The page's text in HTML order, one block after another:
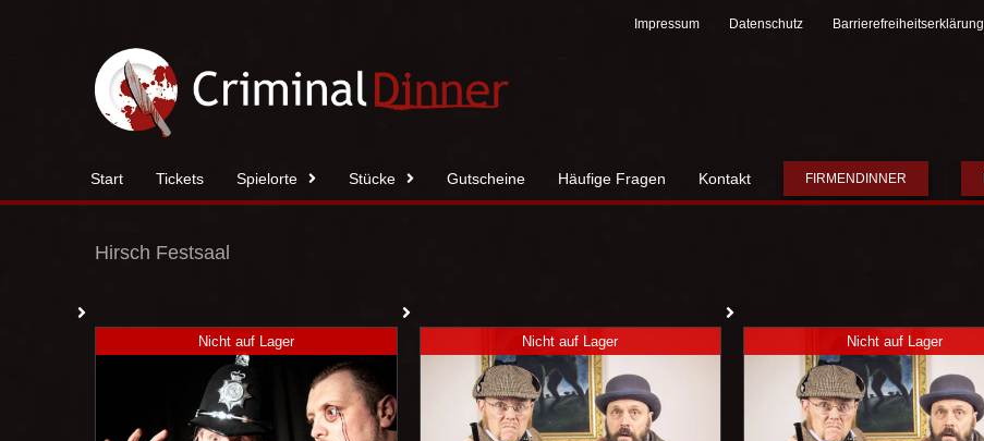
Impressum Datenschutz Barrierefreiheitserklärung
Start Tickets Spielorte Stücke Gutscheine Häufige Fragen Kontakt FIRMENDINNER
Hirsch Festsaal
Nicht auf Lager Nicht auf Lager Nicht auf Lager